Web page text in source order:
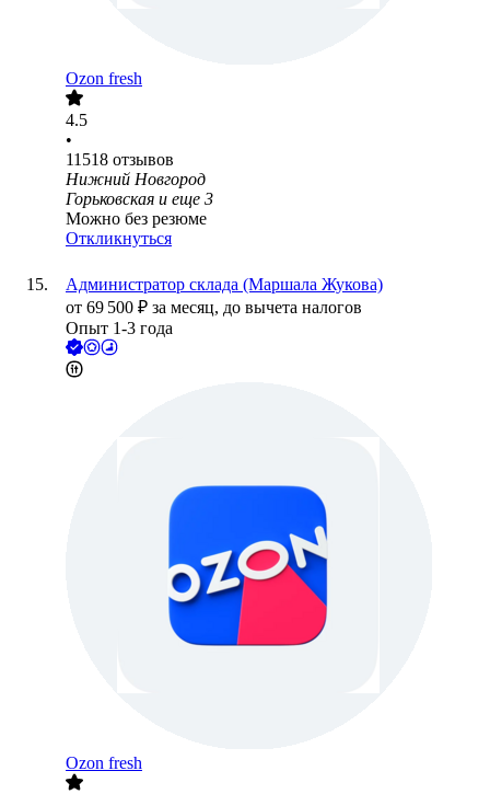
Ozon fresh
4.5
•
11518 отзывов
Нижний Новгород
Горьковская и еще 3
Можно без резюме
Откликнуться
Администратор склада (Маршала Жукова)
от 69 500 ₽ за месяц, до вычета налогов
Опыт 1-3 года
Ozon fresh